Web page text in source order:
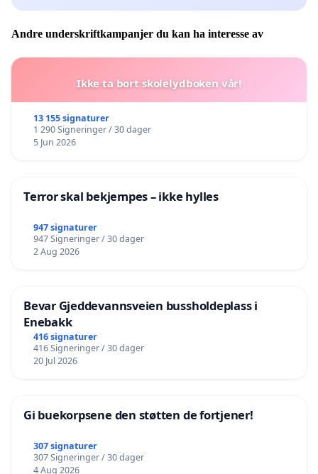
Andre underskriftkampanjer du kan ha interesse av
Ikke ta bort skolelydboken vår!
13 155 signaturer
1 290 Signeringer / 30 dager
5 Jun 2026
Terror skal bekjempes – ikke hylles
947 signaturer
947 Signeringer / 30 dager
2 Aug 2026
Bevar Gjeddevannsveien bussholdeplass i
Enebakk
416 signaturer
416 Signeringer / 30 dager
20 Jul 2026
Gi buekorpsene den støtten de fortjener!
307 signaturer
307 Signeringer / 30 dager
4 Aug 2026